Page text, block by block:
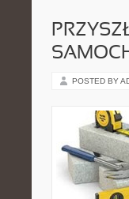
POSTED BY